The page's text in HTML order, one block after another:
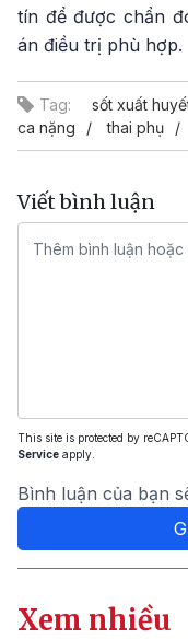
tín để được chẩn
án điều trị phù hợp.
Tag: sốt xuất
ca nặng
thai phụ
Viết bình luận
This site is protected by
Service apply.
Bình luận của bạn
Xem nhiều